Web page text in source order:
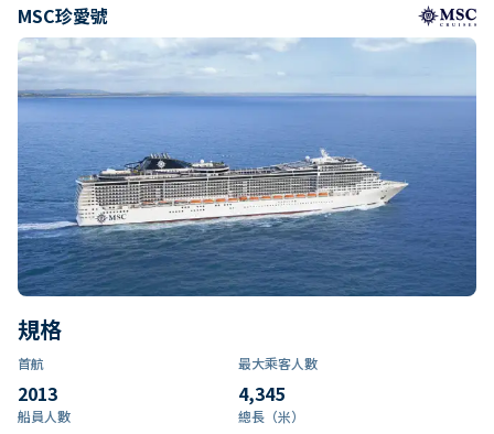
MSC珍愛號
規格
首航
2013
最大乘客人數
4,345
船員人數 總長（米）